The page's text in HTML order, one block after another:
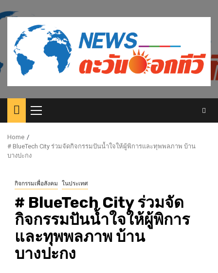
to
content
Primary
Menu
Home
#​ BlueTech​ City ร่วมจัดกิจกรรมปันน้ำใจให้ผู้พิการและทุพพลภาพ บ้าน
บางปะกง
กิจกรรมเพื่อสังคม ในประเทศ
#​ BlueTech​ City ร่วมจัด
กิจกรรมปันน้ำใจให้ผู้พิการ
และทุพพลภาพ บ้าน
บางปะกง